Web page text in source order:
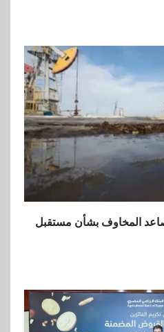
المخاوف بشأن مستقبل